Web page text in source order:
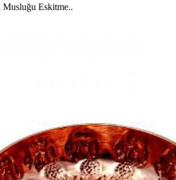
Musluğu Eskitme..